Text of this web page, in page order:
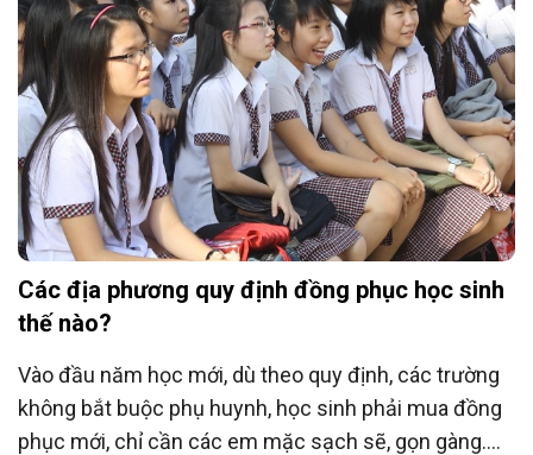
Các địa phương quy định đồng phục học sinh
thế nào?
Vào đầu năm học mới, dù theo quy định, các trường
không bắt buộc phụ huynh, học sinh phải mua đồng
phục mới, chỉ cần các em mặc sạch sẽ, gọn gàng.